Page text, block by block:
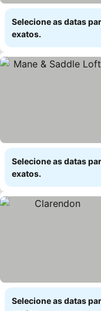
Selecione as datas
exatos.
Selecione as datas
exatos.
Selecione as datas